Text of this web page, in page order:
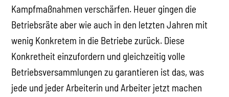
Kampfmaßnahmen verschärfen. Heuer gingen die
Betriebsräte aber wie auch in den letzten Jahren mit
wenig Konkretem in die Betriebe zurück. Diese
Konkretheit einzufordern und gleichzeitig volle
Betriebsversammlungen zu garantieren ist das, was
jede und jeder Arbeiterin und Arbeiter jetzt machen